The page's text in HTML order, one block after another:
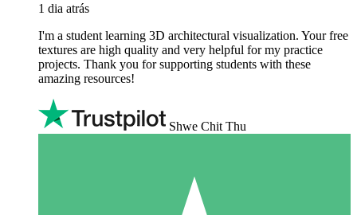
1 dia atrás
I'm a student learning 3D architectural visualization. Your free
textures are high quality and very helpful for my practice
projects. Thank you for supporting students with these
amazing resources!
Shwe Chit Thu